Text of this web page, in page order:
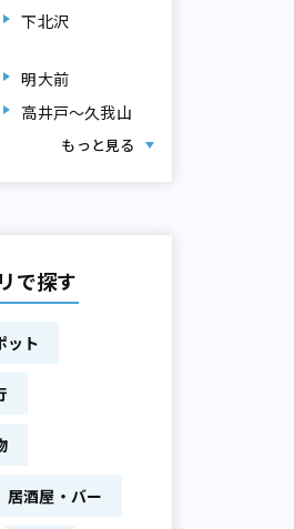
下北沢
明大前
高井戸～久我山
もっと見る
で探す
ット
居酒屋・バー